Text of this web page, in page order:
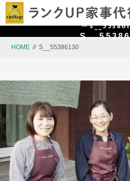
HOME // S__55386130